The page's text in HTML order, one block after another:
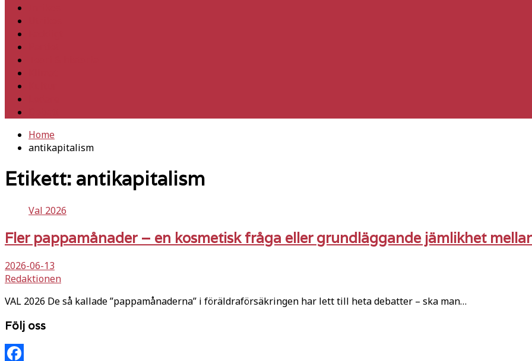
Home
antikapitalism
Etikett: antikapitalism
Val 2026
Fler pappamånader – en kosmetisk fråga eller grundläggande jämlikhet
2026-06-13
Redaktionen
VAL 2026 De så kallade ”pappamånaderna” i föräldraförsäkringen har lett till heta debatter – ska man…
Följ oss